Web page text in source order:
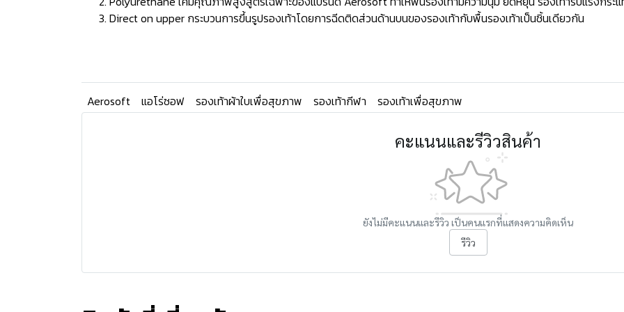
Direct on upper กระบวนการขึ้นรูปรองเท้าโดยการฉีดติดส่วนด้านบนของรองเท้ากับพื้นรองเท้าเป็นชิ้นเดียวกัน
Aerosoft แอโร่ซอฟ รองเท้าผ้าใบเพื่อสุขภาพ รองเท้ากีฬา รองเท้าเพื่อสุขภาพ
คะแนนและรีวิวสินค้า
ยังไม่มีคะแนนและรีวิว เป็นคนแรกที่แสดงความคิดเห็น
รีวิว